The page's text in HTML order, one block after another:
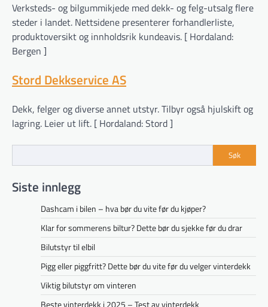
Verksteds- og bilgummikjede med dekk- og felg-utsalg flere
steder i landet. Nettsidene presenterer forhandlerliste,
produktoversikt og innholdsrik kundeavis. [ Hordaland:
Bergen ]
Stord Dekkservice AS
Dekk, felger og diverse annet utstyr. Tilbyr også hjulskift og
lagring. Leier ut lift. [ Hordaland: Stord ]
Søk
Siste innlegg
Dashcam i bilen – hva bør du vite før du kjøper?
Klar for sommerens biltur? Dette bør du sjekke før du drar
Bilutstyr til elbil
Pigg eller piggfritt? Dette bør du vite før du velger vinterdekk
Viktig bilutstyr om vinteren